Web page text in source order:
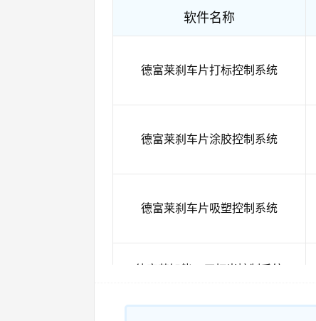
软件名称
德富莱刹车片打标控制系统
德富莱刹车片涂胶控制系统
德富莱刹车片吸塑控制系统